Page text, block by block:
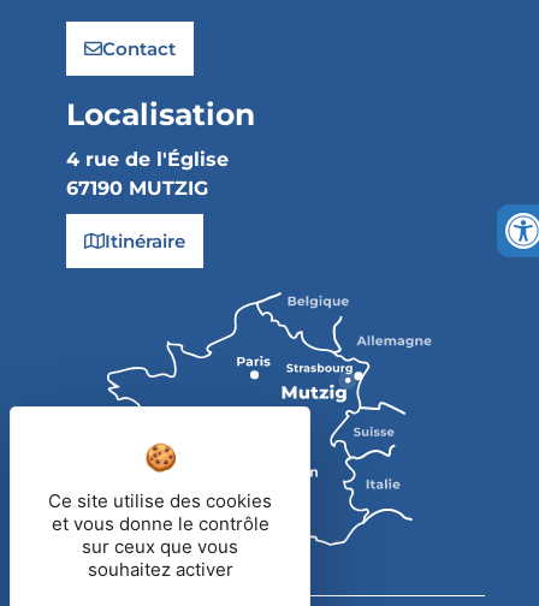
Contact
Localisation
4 rue de l'Église
67190 MUTZIG
Itinéraire
Ce site utilise des cookies
et vous donne le contrôle
sur ceux que vous
souhaitez activer